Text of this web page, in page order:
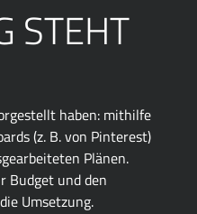
STEHT
haben: mithilfe
(z. B. von Pinterest)
Plänen.
Budget und den
Umsetzung.